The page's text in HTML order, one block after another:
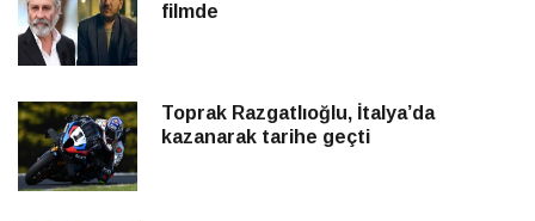
filmde
Toprak Razgatlıoğlu, İtalya’da
kazanarak tarihe geçti